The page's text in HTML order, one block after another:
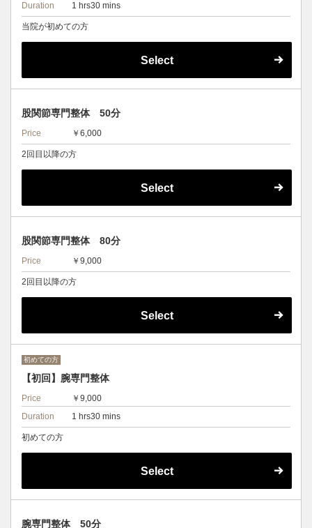
Duration
1 hrs30 mins
当院が初めての方
Select
股関節専門整体 50分
Price ￥6,000
2回目以降の方
Select
股関節専門整体 80分
Price ￥9,000
2回目以降の方
Select
初めての方
【初回】腕専門整体
Price
￥9,000
Duration
1 hrs30 mins
初めての方
Select
腕専門整体 50分